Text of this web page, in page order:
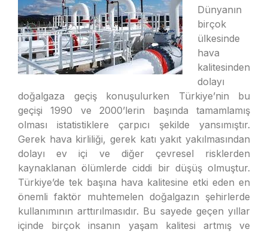
Dünyanın
birçok
ülkesinde
hava
kalitesinden
dolayı
doğalgaza geçiş konuşulurken Türkiye’nin bu
geçişi 1990 ve 2000’lerin başında tamamlamış
olması istatistiklere çarpıcı şekilde yansımıştır.
Gerek hava kirliliği, gerek katı yakıt yakılmasından
dolayı ev içi ve diğer çevresel risklerden
kaynaklanan ölümlerde ciddi bir düşüş olmuştur.
Türkiye’de tek başına hava kalitesine etki eden en
önemli faktör muhtemelen doğalgazın şehirlerde
kullanımının arttırılmasıdır. Bu sayede geçen yıllar
içinde birçok insanın yaşam kalitesi artmış ve